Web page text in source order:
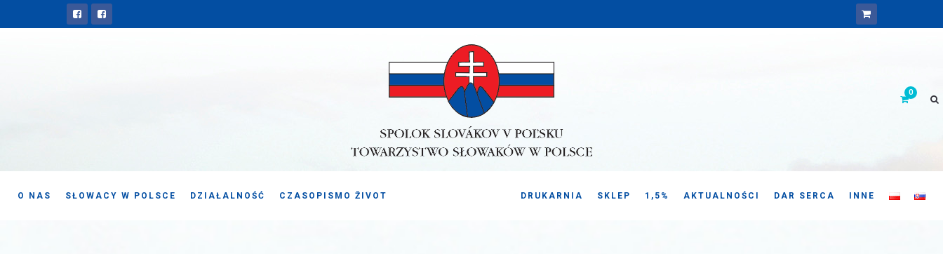
O NAS SŁOWACY W POLSCE DZIAŁALNOŚĆ CZASOPISMO ŽIVOT DRUKARNIA SKLEP 1,5% AKTUALNOŚCI DAR SERCA INNE